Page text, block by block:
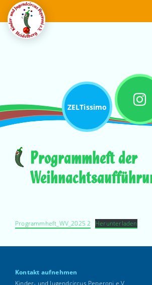
ZELTissimo
Programmheft der
Programmheft_WV_2025 2 Herunterladen
Kontakt aufnehmen
Kinder- und Jugendcircus Peperoni e.V